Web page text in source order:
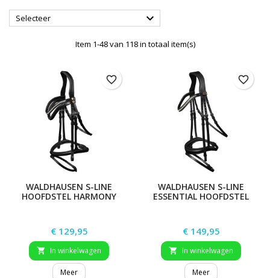
Selecteer 
Item 1-48 van 118 in totaal item(s)
WALDHAUSEN S-LINE
HOOFDSTEL HARMONY
Prijs
€ 129,95
 In winkelwagen
Meer
favorite_border
WALDHAUSEN S-LINE
ESSENTIAL HOOFDSTEL
Prijs
€ 149,95
 In winkelwagen
Meer
favorite_border